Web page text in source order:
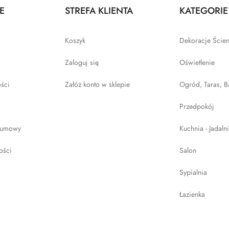
STREFA KLIENTA
Koszyk
Zaloguj się
Załóż konto w sklepie
KATEGORIE
Dekoracje
Oświetlenie
Ogród, Taras,
Przedpokój
Kuchnia -
Salon
Sypialnia
Łazienka